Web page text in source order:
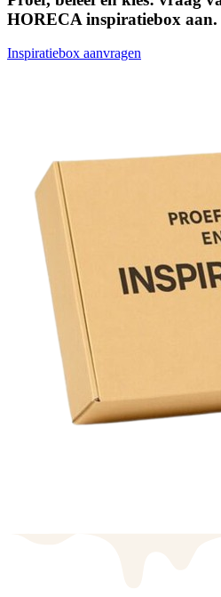
HORECA inspiratiebox aan.
Inspiratiebox aanvragen